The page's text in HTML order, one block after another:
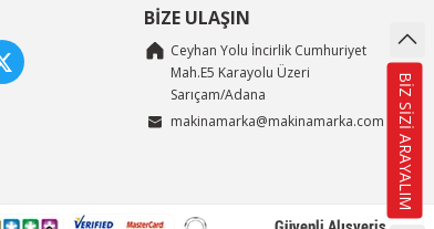
BİZE ULAŞIN
Ceyhan Yolu İncirlik Cumhuriyet
Mah.E5 Karayolu Üzeri
Sarıçam/Adana
makinamarka@makinamarka.com
BİZ SİZİ ARAYALIM